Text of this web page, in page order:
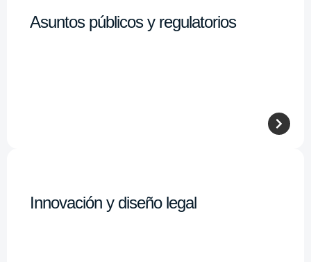
Asuntos públicos y regulatorios
Innovación y diseño legal